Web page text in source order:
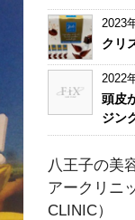
2023
クリ
2022
頭皮
ジン
八王子の美
アークリニ
CLINIC）